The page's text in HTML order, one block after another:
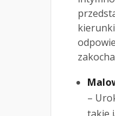
–